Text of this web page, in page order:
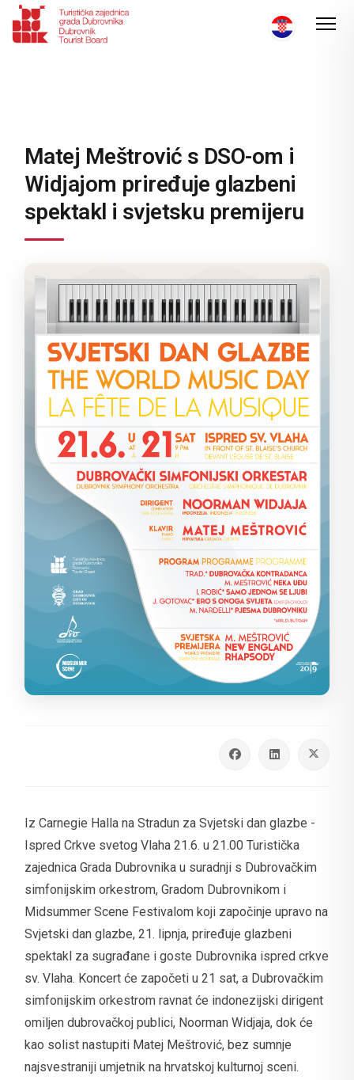
Matej Meštrović s DSO-om i
Widjajom priređuje glazbeni
spektakl i svjetsku premijeru
Iz Carnegie Halla na Stradun za Svjetski dan glazbe -
Ispred Crkve svetog Vlaha 21.6. u 21.00 Turistička
zajednica Grada Dubrovnika u suradnji s Dubrovačkim
simfonijskim orkestrom, Gradom Dubrovnikom i
Midsummer Scene Festivalom koji započinje upravo na
Svjetski dan glazbe, 21. lipnja, priređuje glazbeni
spektakl za sugrađane i goste Dubrovnika ispred crkve
sv. Vlaha. Koncert će započeti u 21 sat, a Dubrovačkim
simfonijskim orkestrom ravnat će indonezijski dirigent
omiljen dubrovačkoj publici, Noorman Widjaja, dok će
kao solist nastupiti Matej Meštrović, bez sumnje
najsvestraniji umjetnik na hrvatskoj kulturnoj sceni.